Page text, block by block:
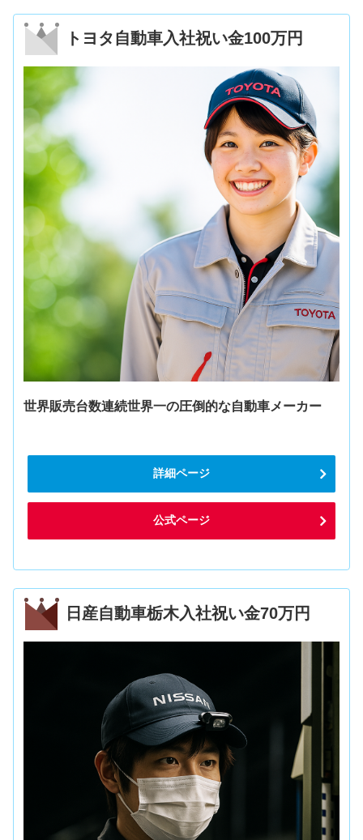
トヨタ自動車入社祝い金100万円
世界販売台数連続世界一の圧倒的な自動車メーカー
詳細ページ
公式ページ
日産自動車栃木入社祝い金70万円